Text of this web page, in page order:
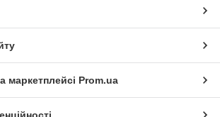
маркетплейсі Prom.ua